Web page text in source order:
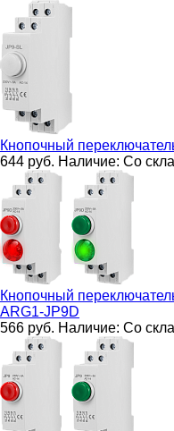
Кнопочный
644 руб. Наличие: Со
Кнопочный
ARG1-JP9D
566 руб. Наличие: Со